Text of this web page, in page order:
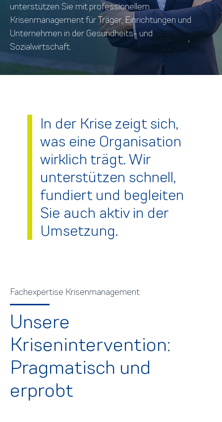
unterstützen Sie mit professionellem
Krisenmanagement für Träger, Einrichtungen und
Unternehmen in der Gesundheits- und
Sozialwirtschaft.
In der Krise zeigt sich,
was eine Organisation
wirklich trägt. Wir
unterstützen schnell,
fundiert und begleiten
Sie auch aktiv in der
Umsetzung.
Fachexpertise Krisenmanagement
Unsere
Krisenintervention:
Pragmatisch und
erprobt